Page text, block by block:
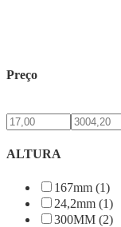
Preço
ALTURA
167mm (1)
24,2mm (1)
300MM (2)